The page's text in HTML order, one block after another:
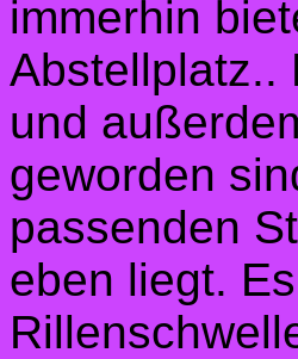
immerhin
Abstellplatz..
und
geworden
passenden
eben liegt.